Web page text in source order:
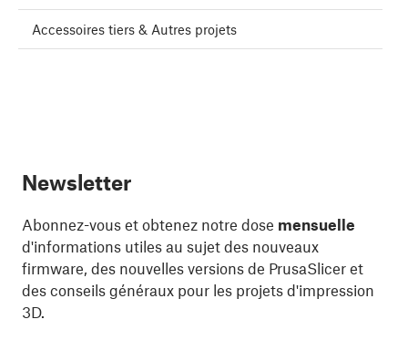
Accessoires tiers & Autres projets
Newsletter
Abonnez-vous et obtenez notre dose mensuelle
d'informations utiles au sujet des nouveaux
firmware, des nouvelles versions de PrusaSlicer et
des conseils généraux pour les projets d'impression
3D.